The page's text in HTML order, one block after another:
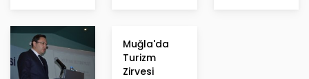
Muğla'da
Turizm
Zirvesi